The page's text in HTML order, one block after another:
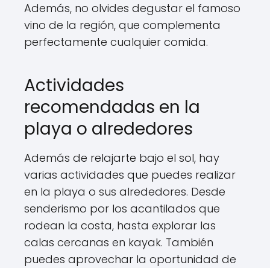
Además, no olvides degustar el famoso
vino de la región, que complementa
perfectamente cualquier comida.
Actividades
recomendadas en la
playa o alrededores
Además de relajarte bajo el sol, hay
varias actividades que puedes realizar
en la playa o sus alrededores. Desde
senderismo por los acantilados que
rodean la costa, hasta explorar las
calas cercanas en kayak. También
puedes aprovechar la oportunidad de